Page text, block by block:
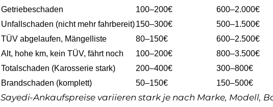
Getriebeschaden
100–200€ 600–2.000€
Unfallschaden (nicht mehr fahrbereit)150–300€ 500–1.500€
TÜV abgelaufen, Mängelliste
80–150€ 600–2.500€
Alt, hohe km, kein TÜV, fährt noch
100–200€ 800–3.500€
Totalschaden (Karosserie stark)
200–400€ 300–800€
Brandschaden (komplett)
50–150€ 150–500€
Sayedi-Ankaufspreise variieren stark je nach Marke, Modell,